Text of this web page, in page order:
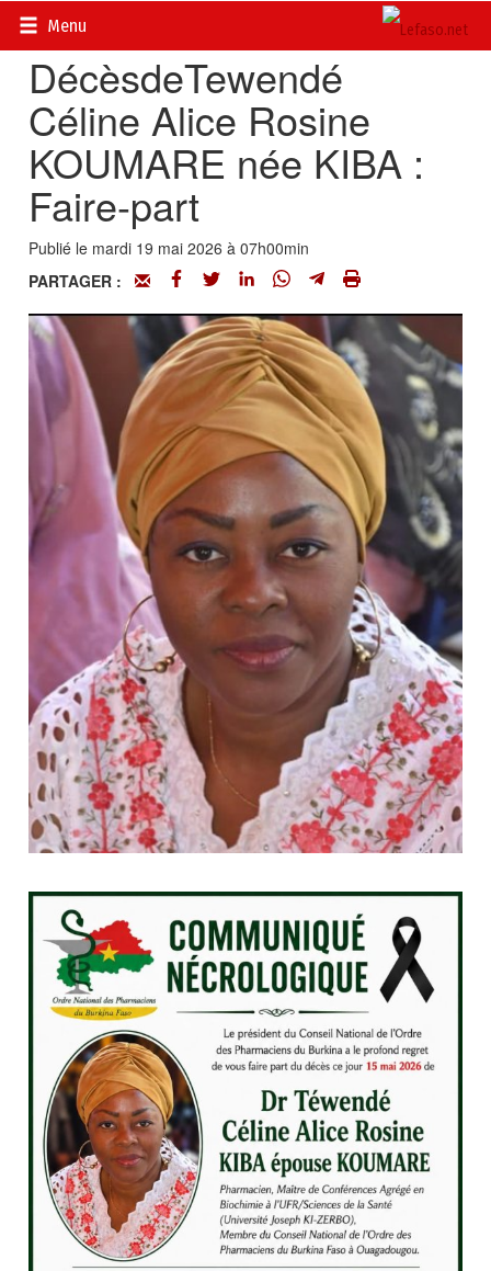
Menu
Accueil>
DécèsdeTewendé
Céline Alice Rosine
KOUMARE née KIBA :
Faire-part
Publié le mardi 19 mai 2026 à 07h00min
PARTAGER :